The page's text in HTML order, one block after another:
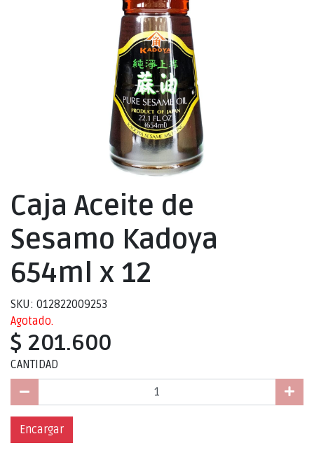
Caja Aceite de
Sesamo Kadoya
654ml x 12
SKU: 012822009253
Agotado.
$ 201.600
CANTIDAD
Encargar